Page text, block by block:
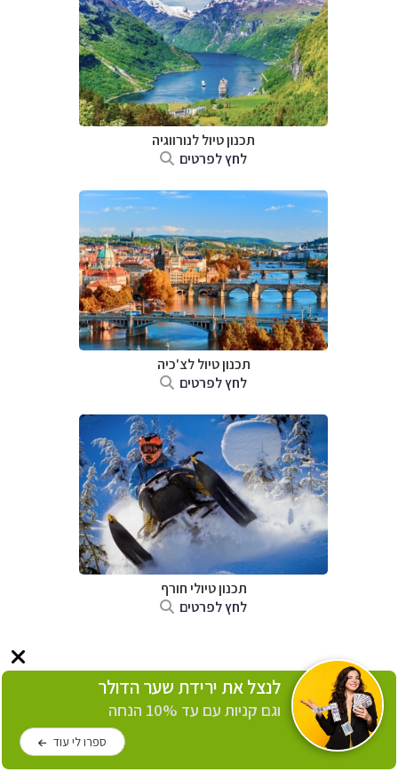
תכנון טיול לנורווגיה
לחץ לפרטים
תכנון טיול לצ'כיה
לחץ לפרטים
תכנון טיולי חורף
לחץ לפרטים
לנצל את ירידת שער הדולר
וגם קניות עם עד 10% הנחה
ספרו לי עוד